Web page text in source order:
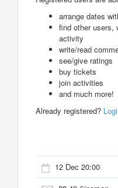
arrange dates
find other users,
activity
write/read
see/give ratings
buy tickets
join activities
and much more!
Already registered?
12 Dec 20:00